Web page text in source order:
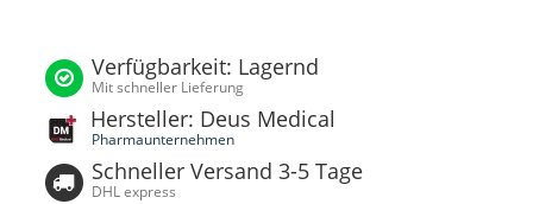
Verfügbarkeit: Lagernd
Mit schneller Lieferung
Hersteller: Deus Medical
Pharmaunternehmen
Schneller Versand 3-5 Tage
DHL express